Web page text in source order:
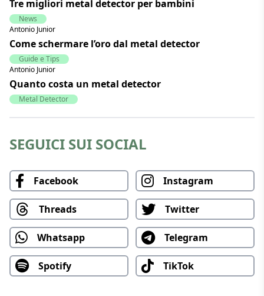
Tre migliori metal detector per bambini
News
Antonio Junior
Come schermare l’oro dal metal detector
Guide e Tips
Antonio Junior
Quanto costa un metal detector
Metal Detector
SEGUICI SUI SOCIAL
Facebook Instagram
Threads Twitter
Whatsapp Telegram
Spotify TikTok